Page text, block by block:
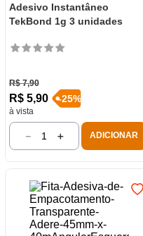
Adesivo Instantâneo
TekBond 1g 3 unidades
R$ 7,90
R$ 5,90
à vista
-25%
＋
－ ADICIONAR